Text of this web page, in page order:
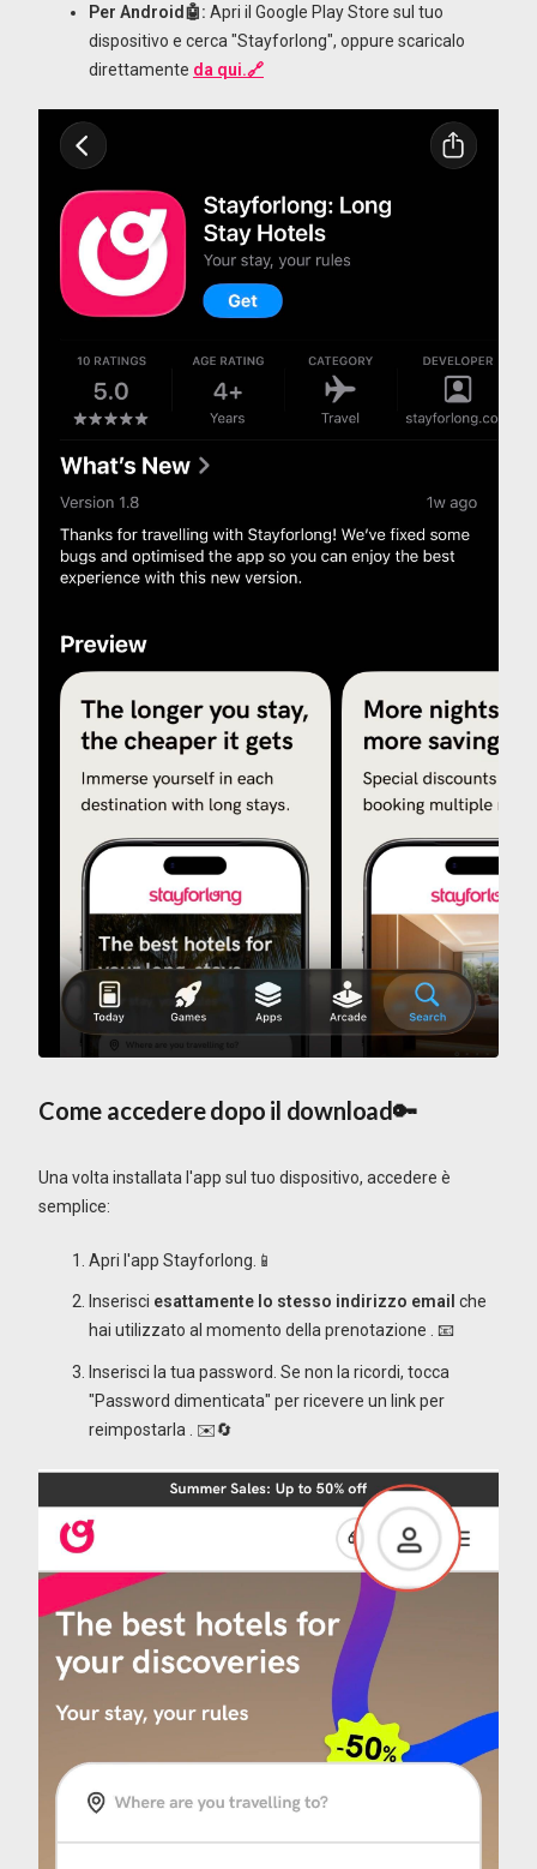
Per Android🤖: Apri il Google Play Store sul tuo
dispositivo e cerca "Stayforlong", oppure scaricalo
direttamente da qui.🔗
Come accedere dopo il download🔑
Una volta installata l'app sul tuo dispositivo, accedere è
semplice:
Apri l'app Stayforlong.📱
Inserisci esattamente lo stesso indirizzo email che
hai utilizzato al momento della prenotazione
📧
Inserisci la tua password. Se non la ricordi, tocca
"Password dimenticata" per ricevere un link per
reimpostarla
✉️🔄